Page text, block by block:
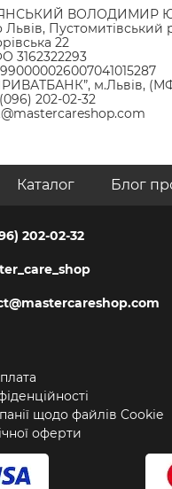
ВОЛОДИМИР
Львів, Пустомитівський
22
м.Львів,
202-02-32
Каталог Блог
202-02-32
щодо файлів Cookie
оферти